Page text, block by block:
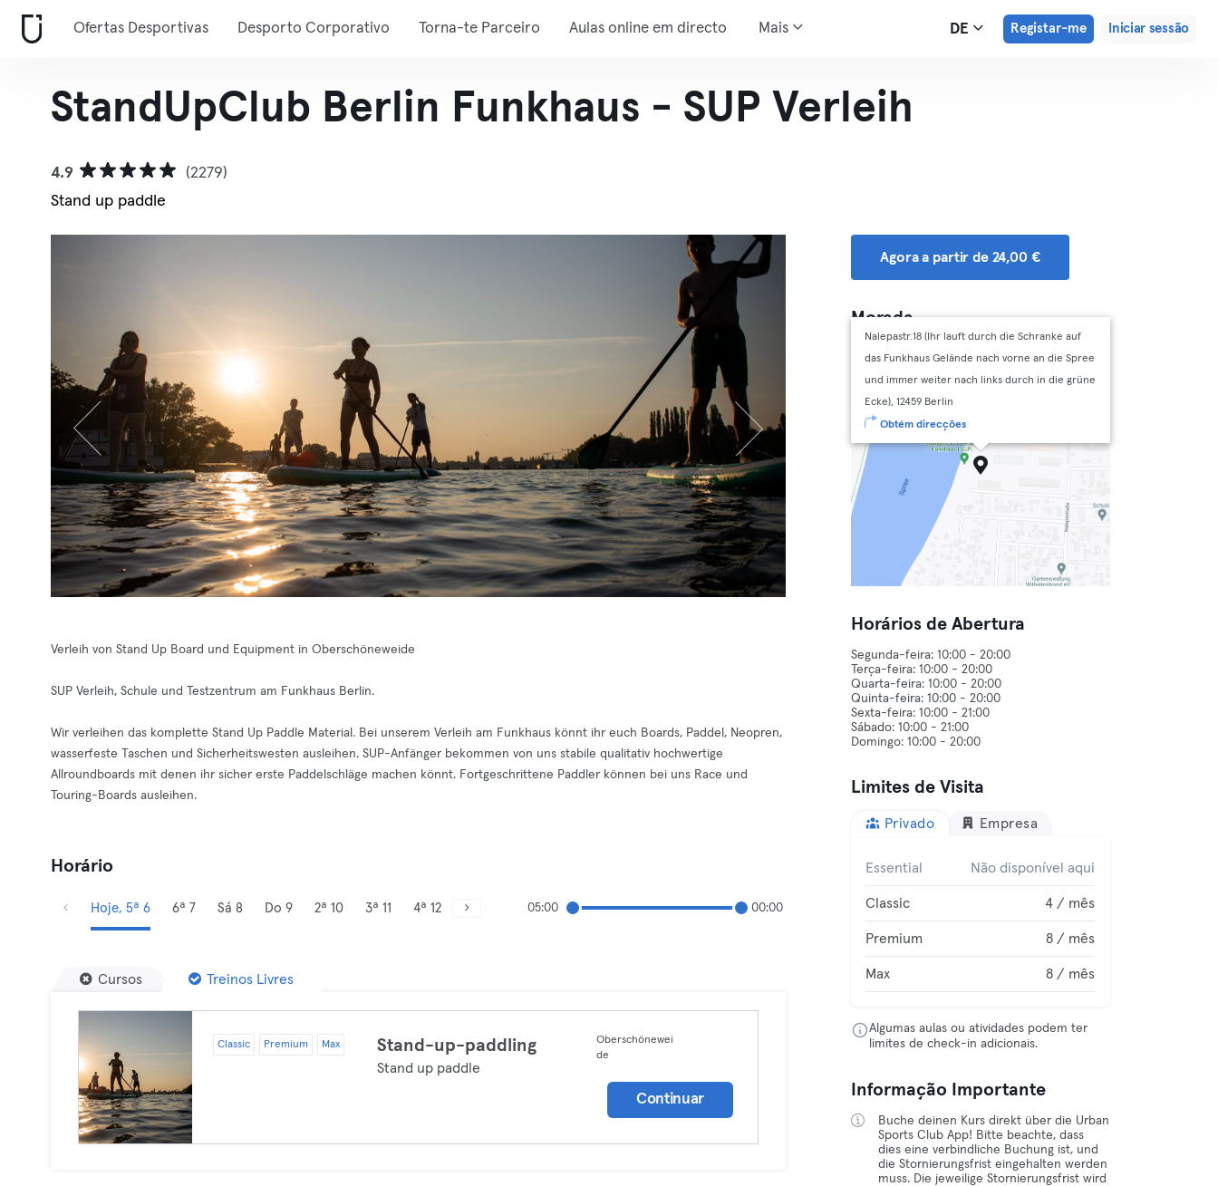
Ofertas Desportivas Desporto Corporativo Torna-te Parceiro Aulas online em directo Mais DE Registar-me Iniciar sessão
StandUpClub Berlin Funkhaus - SUP Verleih
4.9
(2279)
Stand up paddle
Verleih von Stand Up Board und Equipment in Oberschöneweide
SUP Verleih, Schule und Testzentrum am Funkhaus Berlin.
Wir verleihen das komplette Stand Up Paddle Material. Bei unserem Verleih am Funkhaus könnt ihr euch Boards, Paddel, Neopren,
wasserfeste Taschen und Sicherheitswesten ausleihen. SUP-Anfänger bekommen von uns stabile qualitativ hochwertige
Allroundboards mit denen ihr sicher erste Paddelschläge machen könnt. Fortgeschrittene Paddler können bei uns Race und
Touring-Boards ausleihen.
Horário
Hoje, 5ª 6 6ª 7 Sá 8 Do 9 2ª 10 3ª 11 4ª 12 05:00 00:00
Cursos Treinos Livres
Classic Premium Max Stand-up-paddling
Stand up paddle
Oberschönewei
de
Continuar
Agora a partir de 24,00 €
Morada
Nalepastr.18 (Ihr lauft durch die Schranke auf
das Funkhaus Gelände nach vorne an die Spree
und immer weiter nach links durch in die grüne
Ecke), 12459 Berlin
Obtém direcções
Horários de Abertura
Segunda-feira: 10:00 - 20:00
Terça-feira: 10:00 - 20:00
Quarta-feira: 10:00 - 20:00
Quinta-feira: 10:00 - 20:00
Sexta-feira: 10:00 - 21:00
Sábado: 10:00 - 21:00
Limites de Visita
Privado Empresa
Essential Não disponível aqui
Classic 4 / mês
Premium 8 / mês
Max 8 / mês
Algumas aulas ou atividades podem ter
limites de check-in adicionais.
Informação Importante
Buche deinen Kurs direkt über die Urban
Sports Club App! Bitte beachte, dass
dies eine verbindliche Buchung ist, und
die Stornierungsfrist eingehalten werden
muss. Die jeweilige Stornierungsfrist wird